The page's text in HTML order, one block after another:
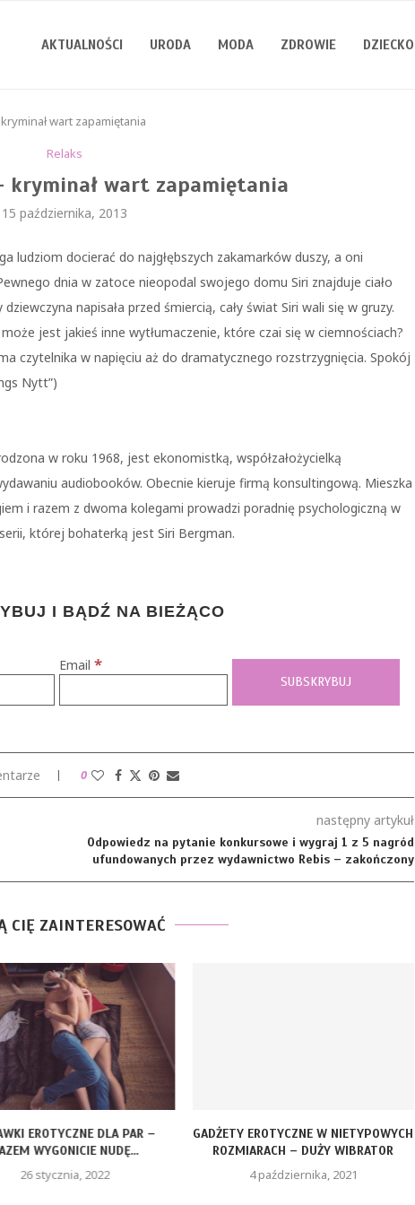
AKTUALNOŚCI URODA MODA ZDROWIE DZIECKO
wart zapamiętania
Relaks
kryminał wart zapamiętania
15 października, 2013
ludziom docierać do najgłębszych zakamarków duszy, a oni
dnia w zatoce nieopodal swojego domu Siri znajduje ciało
napisała przed śmiercią, cały świat Siri wali się w gruzy.
jest jakieś inne wytłumaczenie, które czai się w ciemnościach?
czytelnika w napięciu aż do dramatycznego rozstrzygnięcia. Spokój
Nytt”)
w roku 1968, jest ekonomistką, współzałożycielką
audiobooków. Obecnie kieruje firmą konsultingową. Mieszka
i razem z dwoma kolegami prowadzi poradnię psychologiczną w
której bohaterką jest Siri Bergman.
I BĄDŹ NA BIEŻĄCO
Email*
0
następny artykuł
Odpowiedz na pytanie konkursowe i wygraj 1 z 5 nagród
ufundowanych przez wydawnictwo Rebis – zakończony
CIĘ ZAINTERESOWAĆ
EROTYCZNE DLA PAR –
WYGONICIE NUDĘ...
26 stycznia, 2022
GADŻETY EROTYCZNE W NIETYPOWYCH
ROZMIARACH – DUŻY WIBRATOR
4 października, 2021